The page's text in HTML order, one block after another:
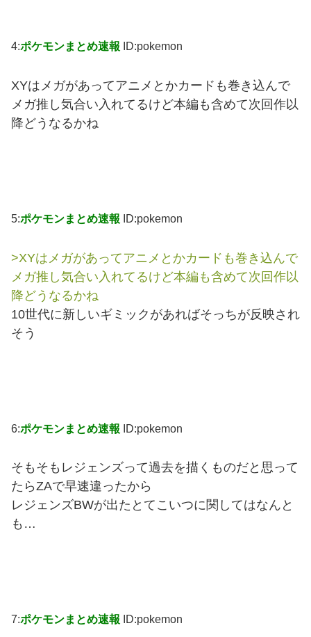
4:ポケモンまとめ速報 ID:pokemon
XYはメガがあってアニメとかカードも巻き込んで
メガ推し気合い入れてるけど本編も含めて次回作以
降どうなるかね
5:ポケモンまとめ速報 ID:pokemon
>XYはメガがあってアニメとかカードも巻き込んで
メガ推し気合い入れてるけど本編も含めて次回作以
降どうなるかね
10世代に新しいギミックがあればそっちが反映され
そう
6:ポケモンまとめ速報 ID:pokemon
そもそもレジェンズって過去を描くものだと思って
たらZAで早速違ったから
レジェンズBWが出たとてこいつに関してはなんと
も…
7:ポケモンまとめ速報 ID:pokemon